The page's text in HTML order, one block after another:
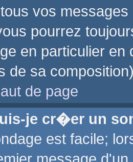
vos
pourrez
en particulier
de sa
de page
je cr�er un
est facile;